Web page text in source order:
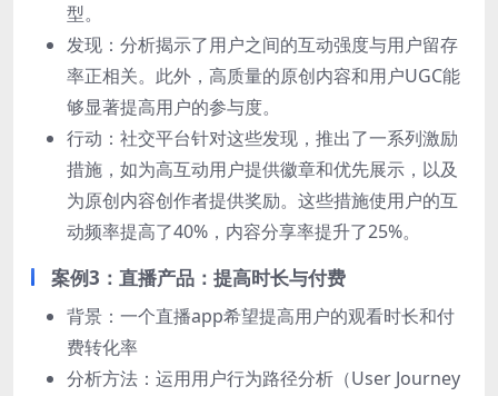
型。
发现：分析揭示了用户之间的互动强度与用户留存
率正相关。此外，高质量的原创内容和用户UGC能
够显著提高用户的参与度。
行动：社交平台针对这些发现，推出了一系列激励
措施，如为高互动用户提供徽章和优先展示，以及
为原创内容创作者提供奖励。这些措施使用户的互
动频率提高了40%，内容分享率提升了25%。
案例3：直播产品：提高时长与付费
背景：一个直播app希望提高用户的观看时长和付
费转化率
分析方法：运用用户行为路径分析（User Journey